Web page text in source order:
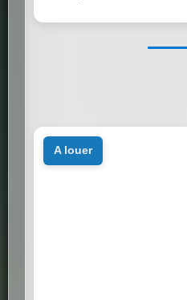
a louer